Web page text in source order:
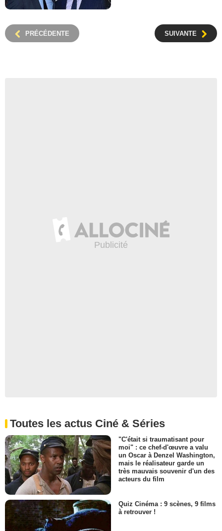
PRÉCÉDENTE SUIVANTE
Toutes les actus Ciné & Séries
"C'était si traumatisant pour
moi" : ce chef-d'œuvre a valu
un Oscar à Denzel Washington,
mais le réalisateur garde un
très mauvais souvenir d'un des
acteurs du film
Quiz Cinéma : 9 scènes, 9 films
à retrouver !